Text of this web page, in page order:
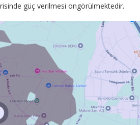
güç verilmesi öngörülmektedir.